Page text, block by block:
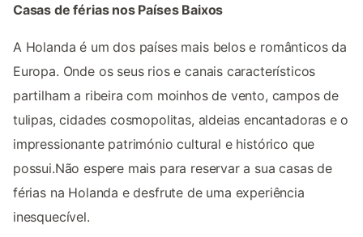
Casas de férias nos Países Baixos
A Holanda é um dos países mais belos e românticos da
Europa. Onde os seus rios e canais característicos
partilham a ribeira com moinhos de vento, campos de
tulipas, cidades cosmopolitas, aldeias encantadoras e o
impressionante património cultural e histórico que
possui.Não espere mais para reservar a sua casas de
férias na Holanda e desfrute de uma experiência
inesquecível.